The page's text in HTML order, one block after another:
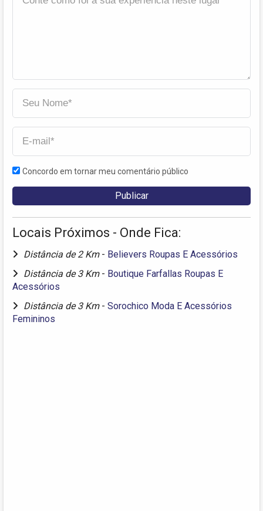
Concordo em tornar meu comentário público
Locais Próximos - Onde Fica:
Distância de 2 Km - Believers Roupas E Acessórios
Distância de 3 Km - Boutique Farfallas Roupas E
Acessórios
Distância de 3 Km - Sorochico Moda E Acessórios
Femininos